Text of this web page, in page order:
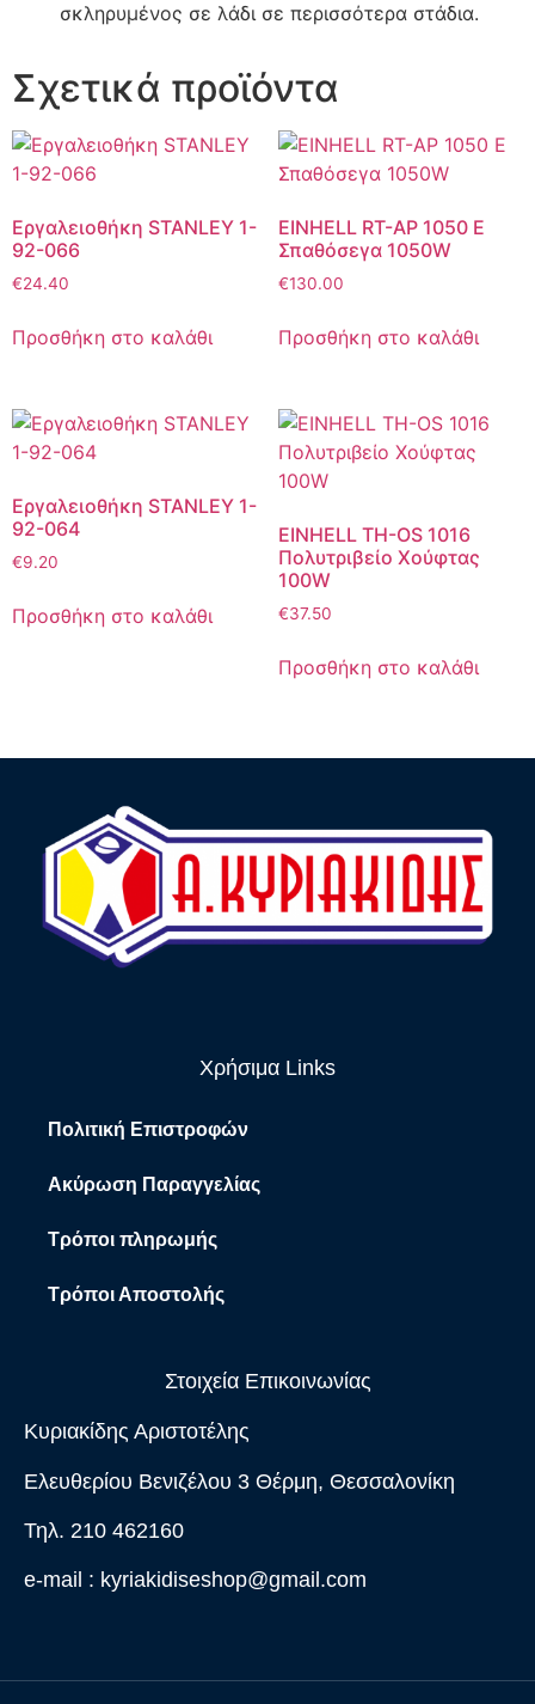
σκληρυμένος σε λάδι σε περισσότερα στάδια.
Σχετικά προϊόντα
Εργαλειοθήκη STANLEY 1-
92-066
€24.40
Προσθήκη στο καλάθι
EINHELL RT-AP 1050 E
Σπαθόσεγα 1050W
€130.00
Προσθήκη στο καλάθι
Εργαλειοθήκη STANLEY 1-
92-064
€9.20
Προσθήκη στο καλάθι
EINHELL TH-OS 1016
Πολυτριβείο Χούφτας
100W
€37.50
Προσθήκη στο καλάθι
Χρήσιμα Links
Πολιτική Επιστροφών
Ακύρωση Παραγγελίας
Τρόποι πληρωμής
Τρόποι Αποστολής
Στοιχεία Επικοινωνίας
Κυριακίδης Αριστοτέλης
Ελευθερίου Βενιζέλου 3 Θέρμη, Θεσσαλονίκη
Τηλ. 210 462160
e-mail : kyriakidiseshop@gmail.com